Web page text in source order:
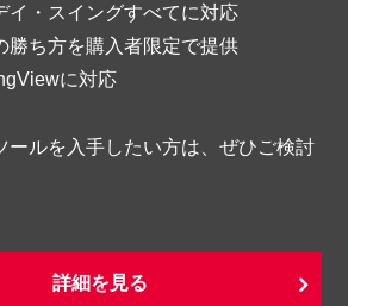
イ・スイングすべてに対応
勝ち方を購入者限定で提供
に対応
ールを入手したい方は、ぜひご検討
詳細を見る